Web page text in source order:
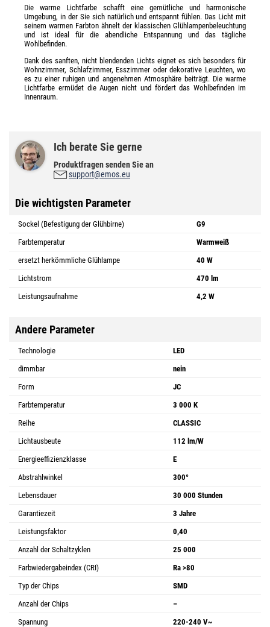
Die warme Lichtfarbe schafft eine gemütliche und harmonische
Umgebung, in der Sie sich natürlich und entspannt fühlen. Das Licht mit
seinem warmen Farbton ähnelt der klassischen Glühlampenbeleuchtung
und ist ideal für die abendliche Entspannung und das tägliche
Wohlbefinden.
Dank des sanften, nicht blendenden Lichts eignet es sich besonders für
Wohnzimmer, Schlafzimmer, Esszimmer oder dekorative Leuchten, wo
es zu einer ruhigen und angenehmen Atmosphäre beiträgt. Die warme
Lichtfarbe ermüdet die Augen nicht und fördert das Wohlbefinden im
Innenraum.
Ich berate Sie gerne
Produktfragen senden Sie an
support@emos.eu
Die wichtigsten Parameter
Sockel (Befestigung der Glühbirne)
G9
Farbtemperatur
Warmweiß
ersetzt herkömmliche Glühlampe
40 W
Lichtstrom
470 lm
Leistungsaufnahme
4,2 W
Andere Parameter
Technologie
LED
dimmbar
nein
Form
JC
Farbtemperatur
3 000 K
Reihe
CLASSIC
Lichtausbeute
112 lm/W
Energieeffizienzklasse
E
Abstrahlwinkel
300°
Lebensdauer
30 000 Stunden
Garantiezeit
3 Jahre
Leistungsfaktor
0,40
Anzahl der Schaltzyklen
25 000
Farbwiedergabeindex (CRI)
Ra >80
Typ der Chips
SMD
Anzahl der Chips
–
Spannung
220-240 V~